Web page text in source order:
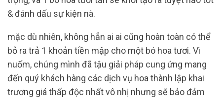
& đánh dấu sự kiện nà.
mặc dù nhiên, không hẳn ai ai cũng hoàn toàn có thể
bỏ ra trả 1 khoản tiền mập cho một bó hoa tươi. Vì
nuốm, chúng mình đã tậu giải pháp cung ứng mang
đến quý khách hàng các dịch vụ hoa thành lập khai
trương giá thấp độc nhất vô nhị nhưng sẽ bảo đảm